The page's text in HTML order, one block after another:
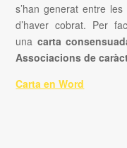
s’han generat entre
d’haver cobrat. Per
una carta
Associacions de
Carta en Word